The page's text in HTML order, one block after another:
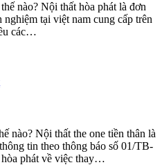
nào? Nội thất hòa phát là đơn
tại việt nam cung cấp trên
các…
nào? Nội thất the one tiền thân là
tin theo thông báo số 01/TB-
phát về việc thay…